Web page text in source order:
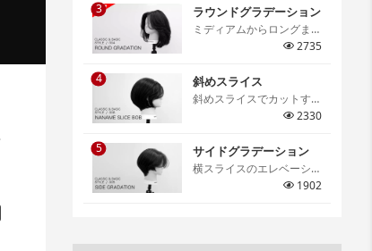
リのあるシルエットは必ず
身につけたいテクニック。
3 ラウンドグラデーション
ミディアムからロングま
で、スタイルの基礎となる
グラデーション。アウトラ
インの切り方や顔周りのレ
イヤーの作り方、丸みのあ
までを詳しく解説していま
す。[…]
2735
4 斜めスライス
斜めスライスでカットする
グラデーションボブ。骨格
り方やスライスの取り方、
コームワークまで詳しく解
2330
5 サイドグラデーション
横スライスのエレベーショ
ンカットを学ぶサイドグラ
1902